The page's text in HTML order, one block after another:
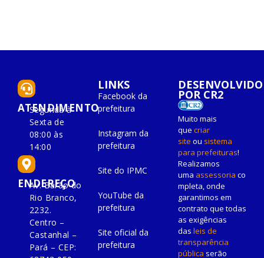
ATENDIMENTO
Segunda à
Sexta de
08:00 às
14:00
ENDEREÇO
Av. Barão do
Rio Branco,
2232.
Centro –
Castanhal –
Pará – CEP:
LINKS
Facebook da
prefeitura
Instagram da
prefeitura
Site do IPMC
YouTube da
prefeitura
Site oficial da
prefeitura
DESENVOLVIDO
POR CR2
Muito mais
que criar
site ou sistema
para prefeituras!
Realizamos
uma assessoria co
mpleta, onde
garantimos em
contrato que todas
as exigências
das leis de
transparência
pública serão